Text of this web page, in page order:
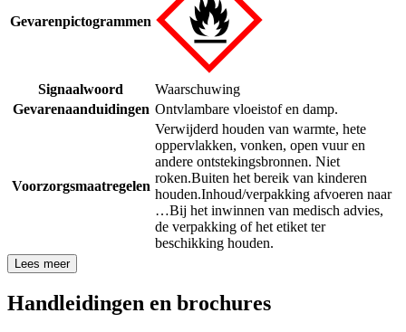
Gevarenpictogrammen
Signaalwoord
Waarschuwing
Gevarenaanduidingen Ontvlambare vloeistof en damp.
Voorzorgsmaatregelen
Verwijderd houden van warmte, hete
oppervlakken, vonken, open vuur en
andere ontstekingsbronnen. Niet
roken.Buiten het bereik van kinderen
houden.Inhoud/verpakking afvoeren naar
…Bij het inwinnen van medisch advies,
de verpakking of het etiket ter
beschikking houden.
Lees meer
Handleidingen en brochures